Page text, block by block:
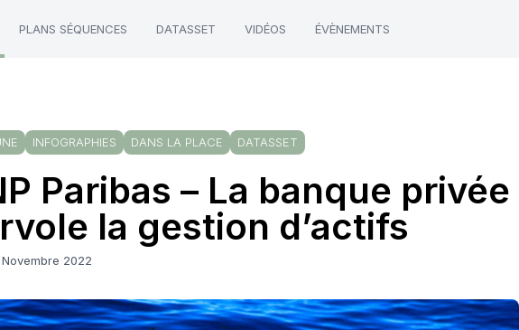
PLANS SÉQUENCES DATASSET VIDÉOS ÉVÈNEMENTS
INFOGRAPHIES DANS LA PLACE DATASSET
Paribas – La banque privée
la gestion d’actifs
2022